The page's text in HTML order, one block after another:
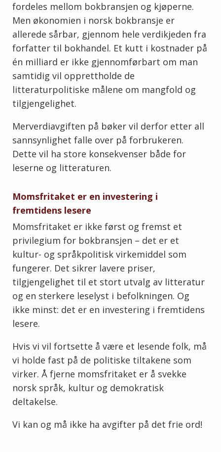
fordeles mellom bokbransjen og kjøperne.
Men økonomien i norsk bokbransje er
allerede sårbar, gjennom hele verdikjeden fra
forfatter til bokhandel. Et kutt i kostnader på
én milliard er ikke gjennomførbart om man
samtidig vil opprettholde de
litteraturpolitiske målene om mangfold og
tilgjengelighet.
Merverdiavgiften på bøker vil derfor etter all
sannsynlighet falle over på forbrukeren.
Dette vil ha store konsekvenser både for
leserne og litteraturen.
Momsfritaket er en investering i
fremtidens lesere
Momsfritaket er ikke først og fremst et
privilegium for bokbransjen – det er et
kultur- og språkpolitisk virkemiddel som
fungerer. Det sikrer lavere priser,
tilgjengelighet til et stort utvalg av litteratur
og en sterkere leselyst i befolkningen. Og
ikke minst: det er en investering i fremtidens
lesere.
Hvis vi vil fortsette å være et lesende folk, må
vi holde fast på de politiske tiltakene som
virker. Å fjerne momsfritaket er å svekke
norsk språk, kultur og demokratisk
deltakelse.
Vi kan og må ikke ha avgifter på det frie ord!